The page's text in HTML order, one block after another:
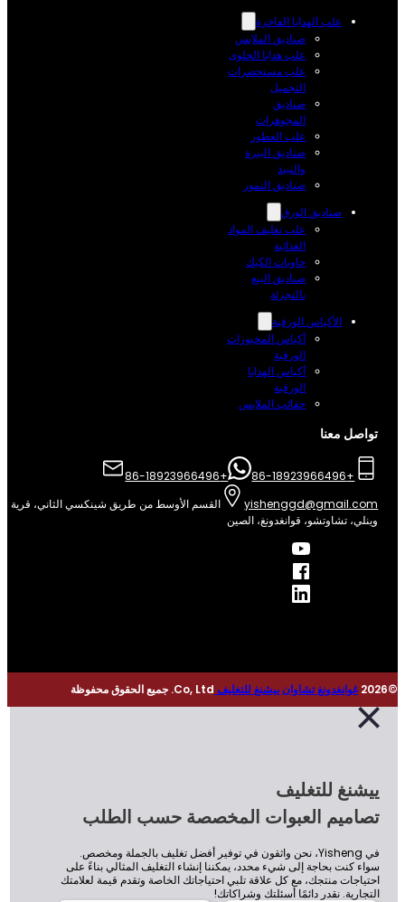
علب الهدايا الفاخرة
صناديق الملابس
علب هدايا الحلوى
علب مستحضرات
التجميل
صناديق
المجوهرات
علب العطور
صناديق البيرة
صناديق التمور
صناديق الورق
علب تغليف المواد
حاويات الكيك
صناديق البيع
بالتجزئة
الأكياس الورقية
أكياس المخبوزات
أكياس الهدايا
حقائب الملابس
معنا
+86-18923966496
القسم الأوسط من طريق شينكسي الثاني، قرية
تشاوتشو، قوانغدونغ، الصين
غوانغدونغ تشاوان ييشنغ للتغليفCo, Ltd. جميع الحقوق محفوظة
للتغليف
العبوات المخصصة حسب الطلب
في Yisheng، نحن واثقون في توفير أفضل تغليف بالجملة ومخصص.
كنت بحاجة إلى شيء محدد، يمكننا إنشاء التغليف المثالي بناءً على
منتجك، مع كل علاقة تلبي احتياجاتك الخاصة وتقدم قيمة لعلامتك
نقدر دائمًا أسئلتك وشراكاتك!